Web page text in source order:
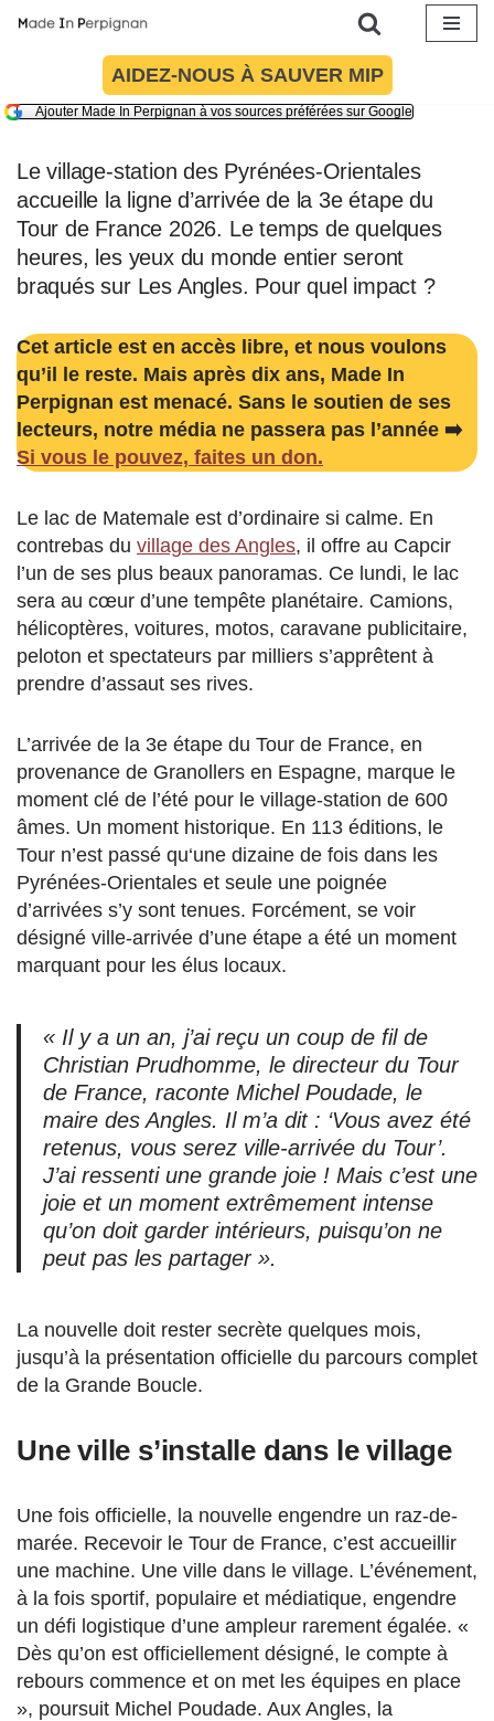
contenu
AIDEZ-NOUS À SAUVER MIP
Ajouter Made In Perpignan à vos sources préférées sur Google
Le village-station des Pyrénées-Orientales
accueille la ligne d’arrivée de la 3e étape du
Tour de France 2026. Le temps de quelques
heures, les yeux du monde entier seront
braqués sur Les Angles. Pour quel impact ?
Cet article est en accès libre, et nous voulons
qu’il le reste. Mais après dix ans, Made In
Perpignan est menacé. Sans le soutien de ses
lecteurs, notre média ne passera pas l’année ➡️
Si vous le pouvez, faites un don.
Le lac de Matemale est d’ordinaire si calme. En
contrebas du village des Angles, il offre au Capcir
l’un de ses plus beaux panoramas. Ce lundi, le lac
sera au cœur d’une tempête planétaire. Camions,
hélicoptères, voitures, motos, caravane publicitaire,
peloton et spectateurs par milliers s’apprêtent à
prendre d’assaut ses rives.
L’arrivée de la 3e étape du Tour de France, en
provenance de Granollers en Espagne, marque le
moment clé de l’été pour le village-station de 600
âmes. Un moment historique. En 113 éditions, le
Tour n’est passé qu‘une dizaine de fois dans les
Pyrénées-Orientales et seule une poignée
d’arrivées s’y sont tenues. Forcément, se voir
désigné ville-arrivée d’une étape a été un moment
marquant pour les élus locaux.
« Il y a un an, j’ai reçu un coup de fil de
Christian Prudhomme, le directeur du Tour
de France, raconte Michel Poudade, le
maire des Angles. Il m’a dit : ‘Vous avez été
retenus, vous serez ville-arrivée du Tour’.
J’ai ressenti une grande joie ! Mais c’est une
joie et un moment extrêmement intense
qu’on doit garder intérieurs, puisqu’on ne
peut pas les partager ».
La nouvelle doit rester secrète quelques mois,
jusqu’à la présentation officielle du parcours complet
de la Grande Boucle.
Une ville s’installe dans le village
Une fois officielle, la nouvelle engendre un raz-de-
marée. Recevoir le Tour de France, c’est accueillir
une machine. Une ville dans le village. L’événement,
à la fois sportif, populaire et médiatique, engendre
un défi logistique d’une ampleur rarement égalée. «
Dès qu’on est officiellement désigné, le compte à
rebours commence et on met les équipes en place
», poursuit Michel Poudade. Aux Angles, la